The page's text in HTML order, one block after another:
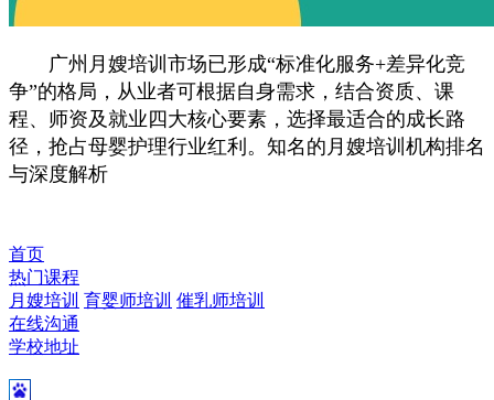
广州月嫂培训市场已形成“标准化服务+差异化竞
争”的格局，从业者可根据自身需求，结合资质、课
程、师资及就业四大核心要素，选择最适合的成长路
径，抢占母婴护理行业红利。知名的月嫂培训机构排名
与深度解析
首页
热门课程
月嫂培训 育婴师培训 催乳师培训
在线沟通
学校地址